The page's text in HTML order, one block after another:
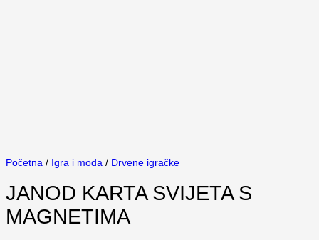
Početna / Igra i moda / Drvene igračke
JANOD KARTA SVIJETA S
MAGNETIMA